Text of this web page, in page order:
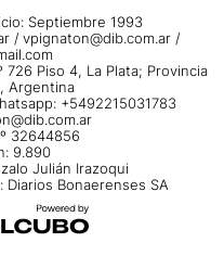
Septiembre 1993
/ vpignaton@dib.com.ar /
Piso 4, La Plata; Provincia
Argentina
+5492215031783
32644856
9.890
Julián Irazoqui
Bonaerenses SA